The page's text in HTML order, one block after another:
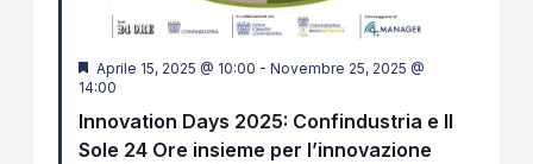
Segnalati
Aprile 15, 2025 @ 10:00 - Novembre 25, 2025 @
14:00
Innovation Days 2025: Confindustria e Il
Sole 24 Ore insieme per l’innovazione